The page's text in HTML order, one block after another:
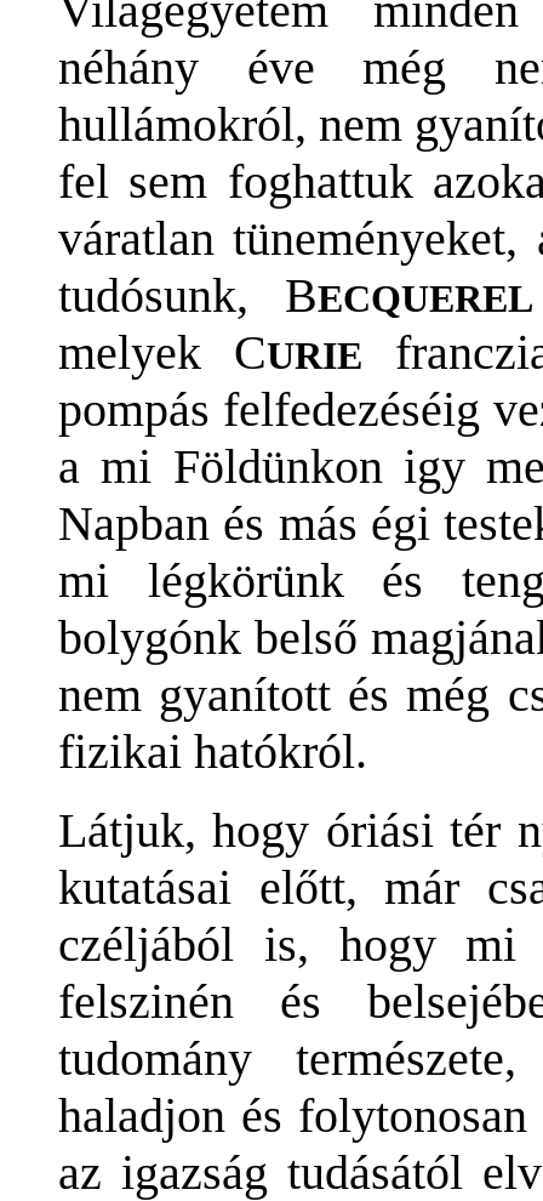
néhány éve még
hullámokról, nem
fel sem foghattuk
váratlan
tudósunk, BECQUEREL
melyek CURIE
pompás felfedezéséig
a mi Földünkon igy
Napban és más égi
mi légkörünk és
bolygónk belső
nem gyanított és még
fizikai hatókról.
Látjuk, hogy óriási tér
kutatásai előtt, már
czéljából is, hogy
felszinén és
tudomány
haladjon és
az igazság tudásától